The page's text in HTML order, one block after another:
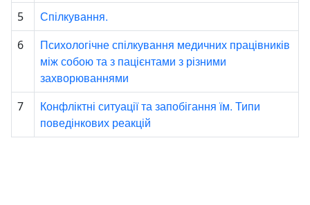
5 Спілкування.
6
Психологічне спілкування медичних працівників
між собою та з пацієнтами з різними
захворюваннями
7
Конфліктні ситуації та запобігання їм. Типи
поведінкових реакцій